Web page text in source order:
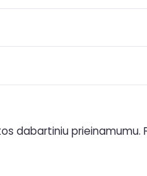
dabartiniu prieinamumu.